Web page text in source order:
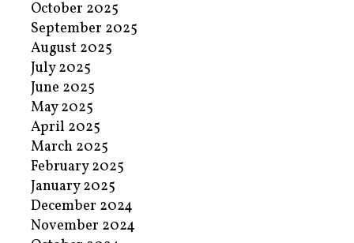
October 2025
September 2025
August 2025
July 2025
June 2025
May 2025
April 2025
March 2025
February 2025
January 2025
December 2024
November 2024